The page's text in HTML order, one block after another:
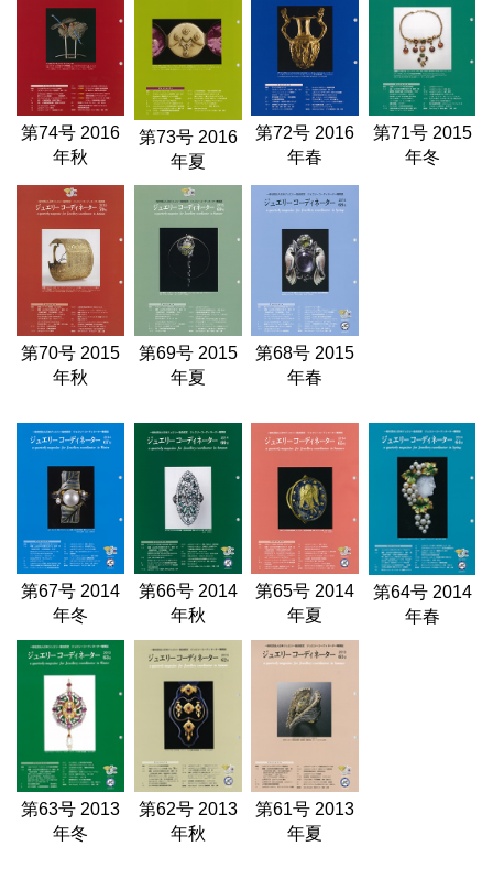
第74号 2016
年秋
第73号 2016
年夏
第72号 2016
年春
第71号 2015
年冬
第70号 2015
年秋
第69号 2015
年夏
第68号 2015
年春
第67号 2014
年冬
第66号 2014
年秋
第65号 2014
年夏
第64号 2014
年春
第63号 2013
年冬
第62号 2013
年秋
第61号 2013
年夏